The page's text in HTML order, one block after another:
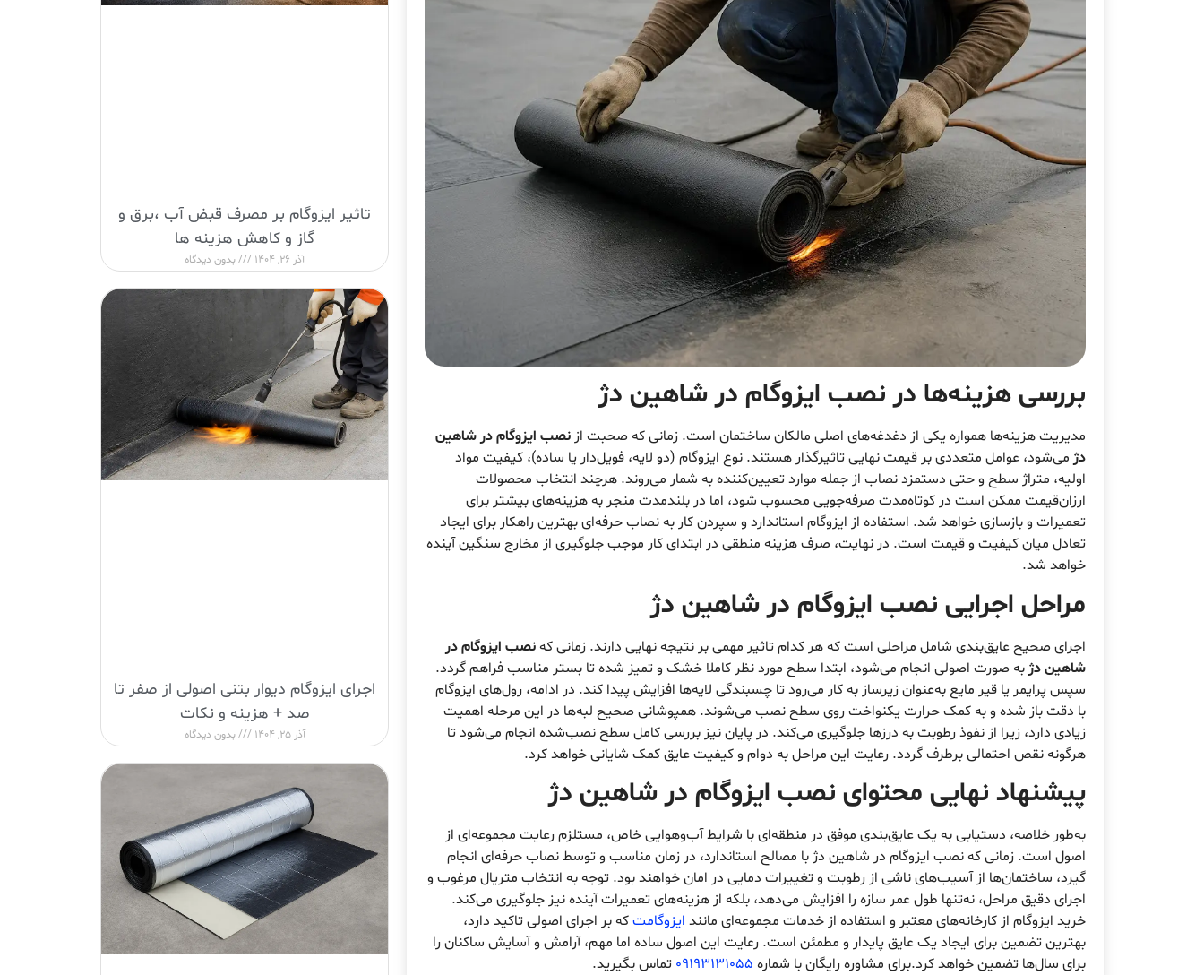
بررسی هزینه‌ها در نصب ایزوگام در شاهین دژ
مدیریت هزینه‌ها همواره یکی از دغدغه‌های اصلی مالکان ساختمان است. زمانی که صحبت از نصب ایزوگام در شاهین
دژ می‌شود، عوامل متعددی بر قیمت نهایی تاثیرگذار هستند. نوع ایزوگام (دو لایه، فویل‌دار یا ساده)، کیفیت مواد
اولیه، متراژ سطح و حتی دستمزد نصاب از جمله موارد تعیین‌کننده به شمار می‌روند. هرچند انتخاب محصولات
ارزان‌قیمت ممکن است در کوتاه‌مدت صرفه‌جویی محسوب شود، اما در بلندمدت منجر به هزینه‌های بیشتر برای
تعمیرات و بازسازی خواهد شد. استفاده از ایزوگام استاندارد و سپردن کار به نصاب حرفه‌ای بهترین راهکار برای ایجاد
تعادل میان کیفیت و قیمت است. در نهایت، صرف هزینه منطقی در ابتدای کار موجب جلوگیری از مخارج سنگین آینده
خواهد شد.
مراحل اجرایی نصب ایزوگام در شاهین دژ
اجرای صحیح عایق‌بندی شامل مراحلی است که هر کدام تاثیر مهمی بر نتیجه نهایی دارند. زمانی کهنصب ایزوگام در
شاهین دژ به صورت اصولی انجام می‌شود، ابتدا سطح مورد نظر کاملا خشک و تمیز شده تا بستر مناسب فراهم گردد.
سپس پرایمر یا قیر مایع به‌عنوان زیرساز به کار می‌رود تا چسبندگی لایه‌ها افزایش پیدا کند. در ادامه، رول‌های ایزوگام
با دقت باز شده و به کمک حرارت یکنواخت روی سطح نصب می‌شوند. همپوشانی صحیح لبه‌ها در این مرحله اهمیت
زیادی دارد، زیرا از نفوذ رطوبت به درزها جلوگیری می‌کند. در پایان نیز بررسی کامل سطح نصب‌شده انجام می‌شود تا
هرگونه نقص احتمالی برطرف گردد. رعایت این مراحل به دوام و کیفیت عایق کمک شایانی خواهد کرد.
پیشنهاد نهایی محتوای نصب ایزوگام در شاهین دژ
به‌طور خلاصه، دستیابی به یک عایق‌بندی موفق در منطقه‌ای با شرایط آب‌وهوایی خاص، مستلزم رعایت مجموعه‌ای از
اصول است. زمانی که نصب ایزوگام در شاهین دژ با مصالح استاندارد، در زمان مناسب و توسط نصاب حرفه‌ای انجام
گیرد، ساختمان‌ها از آسیب‌های ناشی از رطوبت و تغییرات دمایی در امان خواهند بود. توجه به انتخاب متریال مرغوب و
اجرای دقیق مراحل، نه‌تنها طول عمر سازه را افزایش می‌دهد، بلکه از هزینه‌های تعمیرات آینده نیز جلوگیری می‌کند.
خرید ایزوگام از کارخانه‌های معتبر و استفاده از خدمات مجموعه‌ای مانند ایزوگامتکه بر اجرای اصولی تاکید دارد،
بهترین تضمین برای ایجاد یک عایق پایدار و مطمئن است. رعایت این اصول ساده اما مهم، آرامش و آسایش ساکنان را
برای سال‌ها تضمین خواهد کرد.برای مشاوره رایگان با شماره 09193131055 تماس بگیرید.
تاثیر ایزوگام بر مصرف قبض آب ،برق و
گاز و کاهش هزینه ها
آذر 26, 1404 بدون دیدگاه
اجرای ایزوگام دیوار بتنی اصولی از صفر تا
صد + هزینه و نکات
آذر 25, 1404 بدون دیدگاه